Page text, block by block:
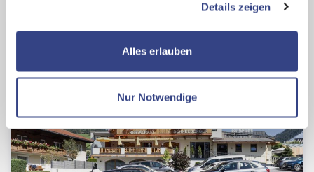
zusätzliche Dienste bzw. Technologien von Drittanbietern
nutzen und uns sowie Dritten weitere Personalisierungen
ermöglichen, dabei kommt es auch zu Übermittlungen
Datenschutzseite
Mit Klick auf "Alles erlauben" stimmen Sie der
Verwendung der Cookies & Plugins auf unseren
Webseiten zu.
Details zeigen
Alles erlauben
Nur Notwendige